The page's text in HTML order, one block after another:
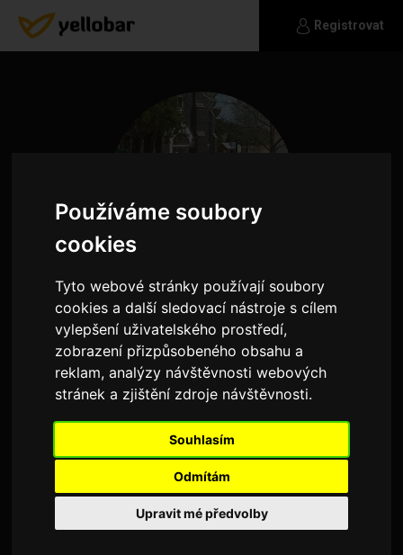
Používáme soubory
cookies
Tyto webové stránky používají soubory
cookies a další sledovací nástroje s cílem
vylepšení uživatelského prostředí,
zobrazení přizpůsobeného obsahu a
reklam, analýzy návštěvnosti webových
stránek a zjištění zdroje návštěvnosti.
Souhlasím
Odmítám
Upravit mé předvolby
Registrovat
AmgellHell
Jsem ve výkonu trestu, odsoudil mě sám Život a
to na samotu do konce života. Najde se někdo mi
udělí amnestii ? PS: Kapka lásky je víc než
50